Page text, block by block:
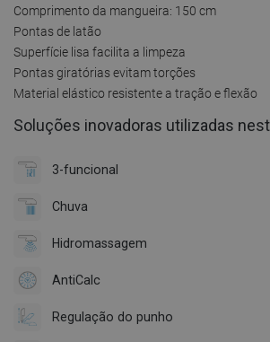
Comprimento da mangueira: 150 cm
Pontas de latão
Superfície lisa facilita a limpeza
Pontas giratórias evitam torções
Material elástico resistente a tração e flexão
Soluções inovadoras utilizadas
3-funcional
Chuva
Hidromassagem
AntiCalc
Regulação do punho